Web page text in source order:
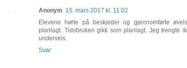
Anonym 15. mars 2017 kl. 11:02
Elevene hørte på beskjeder og gjennomførte
planlagt. Tidsbruken gikk som planlagt. Jeg trengte
underveis.
Svar